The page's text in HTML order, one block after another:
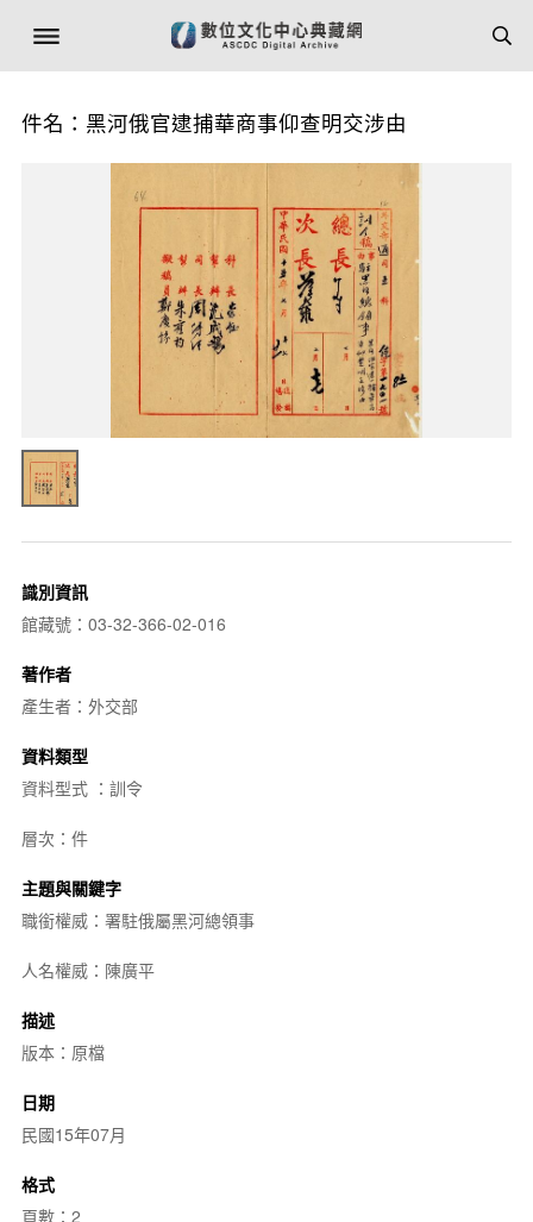
件名：黑河俄官逮捕華商事仰查明交涉由
識別資訊
館藏號：03-32-366-02-016
著作者
產生者：外交部
資料類型
資料型式 ：訓令
層次：件
主題與關鍵字
職銜權威：署駐俄屬黑河總領事
人名權威：陳廣平
描述
版本：原檔
日期
民國15年07月
格式
頁數：2